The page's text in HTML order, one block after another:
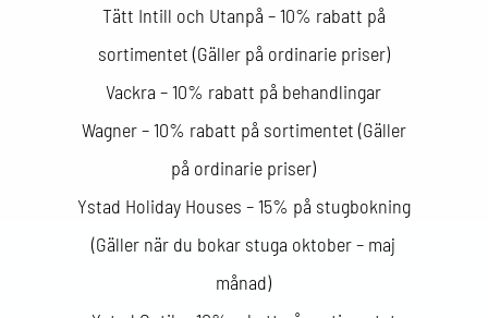
Tätt Intill och Utanpå – 10% rabatt på
sortimentet (Gäller på ordinarie priser)
Vackra – 10% rabatt på behandlingar
Wagner – 10% rabatt på sortimentet (Gäller
på ordinarie priser)
Ystad Holiday Houses – 15% på stugbokning
(Gäller när du bokar stuga oktober – maj
månad)